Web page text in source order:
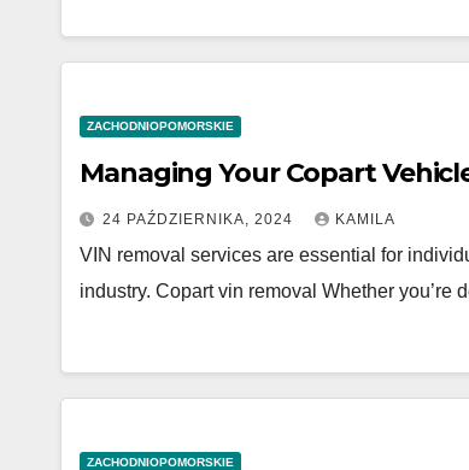
ZACHODNIOPOMORSKIE
Managing Your Copart
24 PAŹDZIERNIKA, 2024 KAMILA
VIN removal services are essential for
industry. Copart vin removal Whether
ZACHODNIOPOMORSKIE